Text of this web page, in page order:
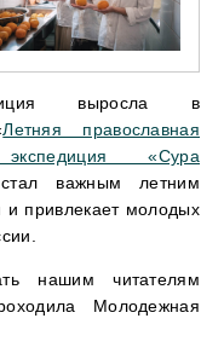
выросла в
Летняя православная
«Сура
важным летним
привлекает молодых
нашим читателям
Молодежная